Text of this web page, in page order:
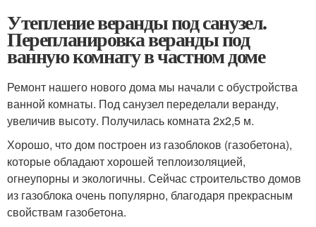
Утепление веранды под санузел.
Перепланировка веранды под
ванную комнату в частном доме
Ремонт нашего нового дома мы начали с обустройства
ванной комнаты. Под санузел переделали веранду,
увеличив высоту. Получилась комната 2х2,5 м.
Хорошо, что дом построен из газоблоков (газобетона),
которые обладают хорошей теплоизоляцией,
огнеупорны и экологичны. Сейчас строительство домов
из газоблока очень популярно, благодаря прекрасным
свойствам газобетона.